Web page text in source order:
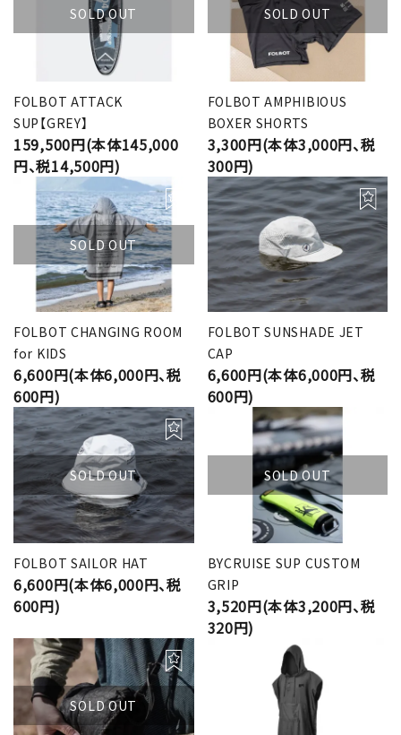
SOLD OUT
FOLBOT ATTACK
SUP【GREY】
159,500円(本体145,000
円、税14,500円)
SOLD OUT
FOLBOT AMPHIBIOUS
BOXER SHORTS
3,300円(本体3,000円、税
300円)
SOLD OUT
FOLBOT CHANGING ROOM
for KIDS
6,600円(本体6,000円、税
600円)
FOLBOT SUNSHADE JET
CAP
6,600円(本体6,000円、税
600円)
SOLD OUT
FOLBOT SAILOR HAT
6,600円(本体6,000円、税
600円)
SOLD OUT
BYCRUISE SUP CUSTOM
GRIP
3,520円(本体3,200円、税
320円)
SOLD OUT